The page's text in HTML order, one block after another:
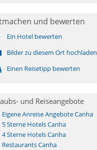
und bewerten
Ein Hotel bewerten
Bilder zu diesem Ort hochladen
Einen Reisetipp bewerten
und Reiseangebote
Eigene Anreise Angebote Canha
5 Sterne Hotels Canha
4 Sterne Hotels Canha
Restaurants Canha